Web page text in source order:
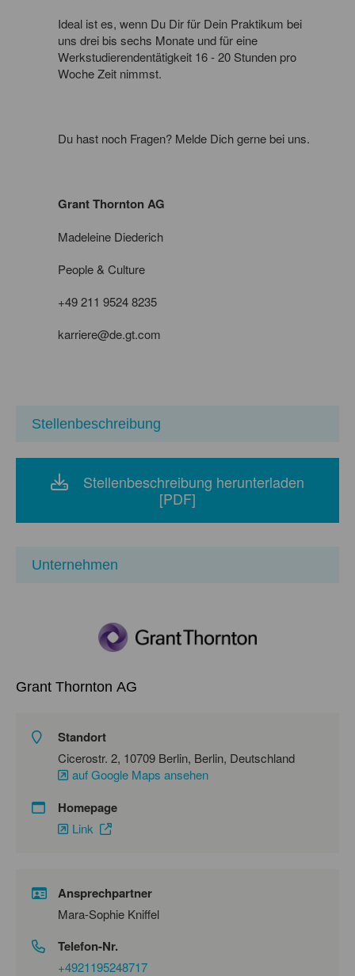
Ideal ist es, wenn Du Dir für Dein Praktikum bei
uns drei bis sechs Monate und für eine
Werkstudierendentätigkeit 16 - 20 Stunden pro
Woche Zeit nimmst.
Du hast noch Fragen? Melde Dich gerne bei uns.
Grant Thornton AG
Madeleine Diederich
People & Culture
+49 211 9524 8235
karriere@de.gt.com
Stellenbeschreibung
Stellenbeschreibung herunterladen
[PDF]
Unternehmen
Grant Thornton AG
Standort
Cicerostr. 2, 10709 Berlin, Berlin, Deutschland
auf Google Maps ansehen
Homepage
Link
Ansprechpartner
Mara-Sophie Kniffel
Telefon-Nr.
+4921195248717